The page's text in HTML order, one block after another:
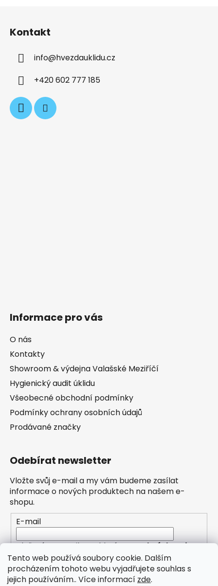
Tento web používá soubory cookie. Dalším
procházením tohoto webu vyjadřujete souhlas s
jejich používáním.. Více informací zde.
Kontakt
info@hvezdauklidu.cz
+420 602 777 185
Informace pro vás
O nás
Kontakty
Showroom & výdejna Valašské Meziříčí
Hygienický audit úklidu
Všeobecné obchodní podmínky
Podmínky ochrany osobních údajů
Prodávané značky
Odebírat newsletter
Vložte svůj e-mail a my vám budeme zasílat
informace o nových produktech na našem e-
shopu.
E-mail
Vložením e-mailu souhlasíte spodmínkami
ochrany osobních údajů
PŘIHLÁSIT SE